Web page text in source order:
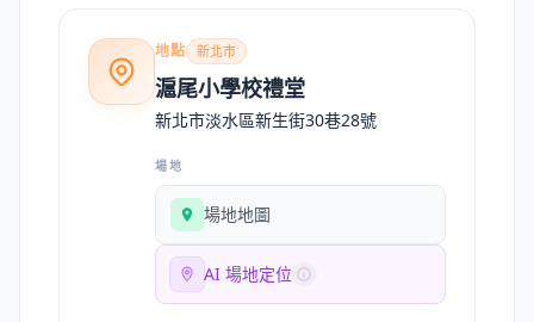
地點 新北市
滬尾小學校禮堂
新北市淡水區新生街30巷28號
場地
場地地圖
AI 場地定位